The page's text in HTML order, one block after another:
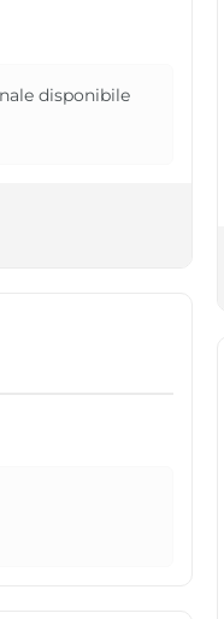
disponibile